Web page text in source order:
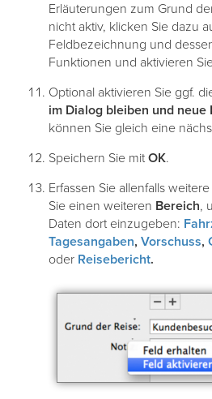
Erläuterungen zum Grund
nicht aktiv, klicken Sie dazu
Feldbezeichnung und
Funktionen und aktivieren
Optional aktivieren Sie ggf.
im Dialog bleiben und neue
können Sie gleich eine
Speichern Sie mit OK.
Erfassen Sie allenfalls weitere
Sie einen weiteren Bereich,
Daten dort einzugeben:
Tagesangaben, Vorschuss,
oder Reisebericht.